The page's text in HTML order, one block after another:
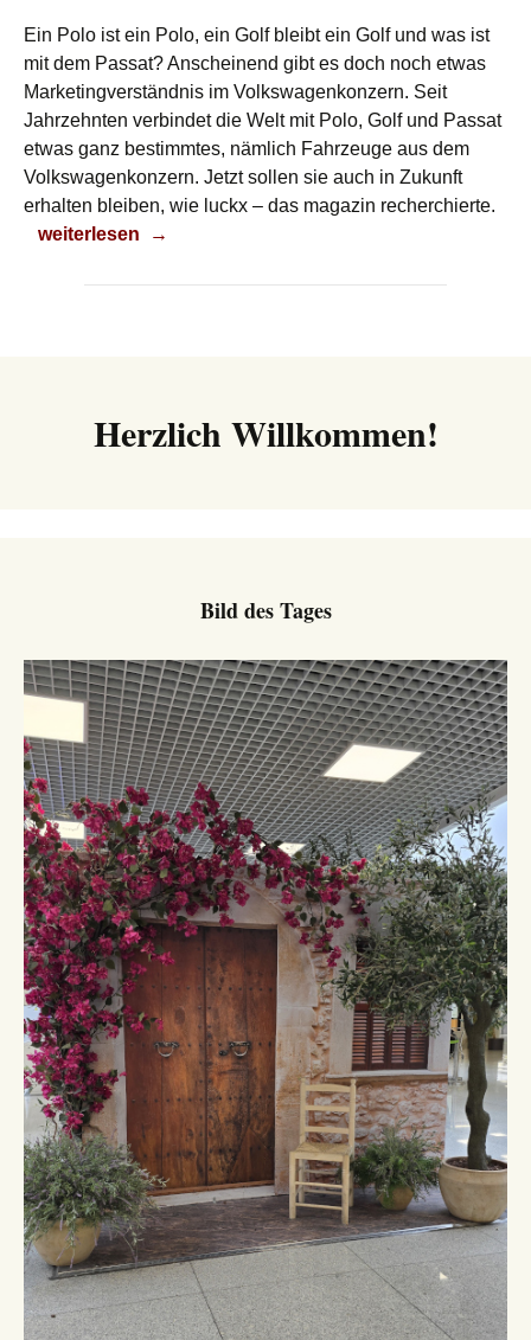
Ein Polo ist ein Polo, ein Golf bleibt ein Golf und was ist
mit dem Passat? Anscheinend gibt es doch noch etwas
Marketingverständnis im Volkswagenkonzern. Seit
Jahrzehnten verbindet die Welt mit Polo, Golf und Passat
etwas ganz bestimmtes, nämlich Fahrzeuge aus dem
Volkswagenkonzern. Jetzt sollen sie auch in Zukunft
erhalten bleiben, wie luckx – das magazin recherchierte.
Haben die es jetzt verstanden?
weiterlesen →
Herzlich Willkommen!
Bild des Tages